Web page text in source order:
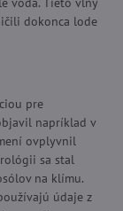
dokonca lode
pre
napríklad v
ovplyvnil
sa stal
na klímu.
údaje z